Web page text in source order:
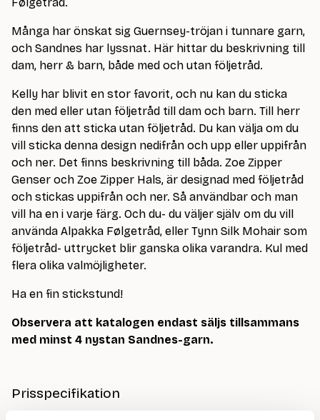
Många har önskat sig Guernsey-tröjan i tunnare garn,
och Sandnes har lyssnat. Här hittar du beskrivning till
dam, herr & barn, både med och utan följetråd.
Kelly har blivit en stor favorit, och nu kan du sticka
den med eller utan följetråd till dam och barn. Till herr
finns den att sticka utan följetråd. Du kan välja om du
vill sticka denna design nedifrån och upp eller uppifrån
och ner. Det finns beskrivning till båda. Zoe Zipper
Genser och Zoe Zipper Hals, är designad med följetråd
och stickas uppifrån och ner. Så användbar och man
vill ha en i varje färg. Och du- du väljer själv om du vill
använda Alpakka Følgetråd, eller Tynn Silk Mohair som
följetråd- uttrycket blir ganska olika varandra. Kul med
flera olika valmöjligheter.
Ha en fin stickstund!
Observera att katalogen endast säljs tillsammans
med minst 4 nystan Sandnes-garn.
Prisspecifikation